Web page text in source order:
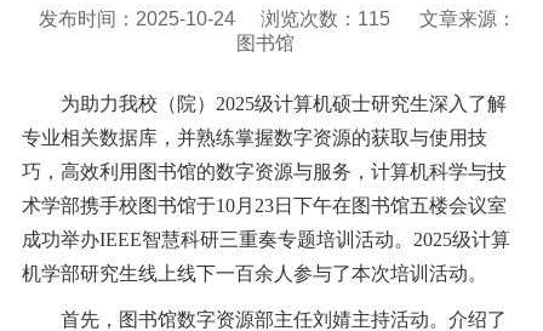
发布时间：2025-10-24 浏览次数： 115
文章来源：
图书馆
为助力我校（院）2025级计算机硕士研究生深入了解
专业相关数据库，并熟练掌握数字资源的获取与使用技
巧，高效利用图书馆的数字资源与服务，计算机科学与技
术学部携手校图书馆于10月23日下午在图书馆五楼会议室
成功举办IEEE智慧科研三重奏专题培训活动。2025级计算
机学部研究生线上线下一百余人参与了本次培训活动。
首先，图书馆数字资源部主任刘婧主持活动。介绍了